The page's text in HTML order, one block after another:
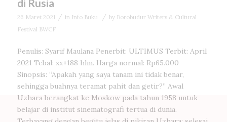
di Rusia
26 Maret 2021 / in Info Buku / by Borobudur Writers & Cultural
Festival BWCF
Penulis: Syarif Maulana Penerbit: ULTIMUS Terbit: April
2021 Tebal: xx+188 hlm. Harga normal: Rp65.000
Sinopsis: “Apakah yang saya tanam ini tidak benar,
sehingga buahnya teramat pahit dan getir?” Awal
Uzhara berangkat ke Moskow pada tahun 1958 untuk
belajar di institut sinematografi tertua di dunia.